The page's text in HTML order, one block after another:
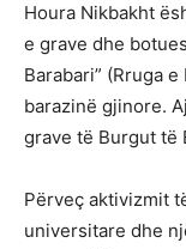
Houra Nikbakht
e grave dhe
Barabari” (Rruga
barazinë gjinore.
grave të Burgut të
Përveç aktivizmit
universitare dhe